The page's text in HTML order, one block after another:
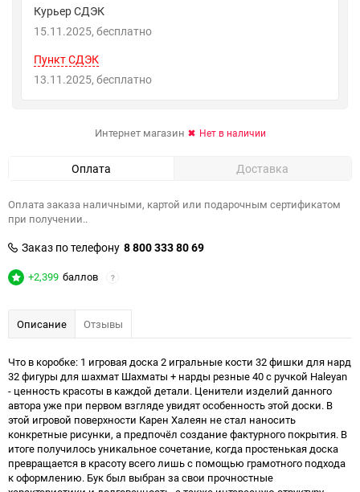
Курьер СДЭК
15.11.2025
Бесплатно
Пункт СДЭК
13.11.2025
Бесплатно
Интернет магазин Нет в наличии
Оплата Доставка
Оплата заказа наличными, картой или подарочным сертификатом
при получении..
Заказ по телефону 8 800 333 80 69
+2,399 баллов ?
Описание Отзывы
Что в коробке: 1 игровая доска 2 игральные кости 32 фишки для нард
32 фигуры для шахмат Шахматы + нарды резные 40 с ручкой Haleyan
- ценность красоты в каждой детали. Ценители изделий данного
автора уже при первом взгляде увидят особенность этой доски. В
этой игровой поверхности Карен Халеян не стал наносить
конкретные рисунки, а предпочёл создание фактурного покрытия. В
итоге получилось уникальное сочетание, когда простенькая доска
превращается в красоту всего лишь с помощью грамотного подхода
к оформлению. Бук был выбран за свои прочностные